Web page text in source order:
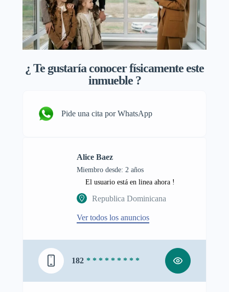
¿ Te gustaría conocer físicamente este
inmueble ?
Pide una cita por WhatsApp
Alice Baez
Miembro desde: 2 años
El usuario está en linea ahora !
Republica Dominicana
Ver todos los anuncios
182 * * * * * * * * *